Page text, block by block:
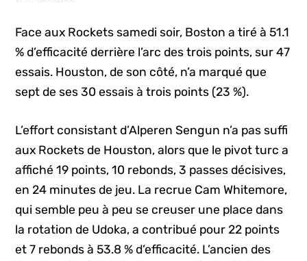
Face aux Rockets samedi soir, Boston a tiré à 51.1
% d’efficacité derrière l’arc des trois points, sur 47
essais. Houston, de son côté, n’a marqué que
sept de ses 30 essais à trois points (23 %).
L’effort consistant d’Alperen Sengun n’a pas suffi
aux Rockets de Houston, alors que le pivot turc a
affiché 19 points, 10 rebonds, 3 passes décisives,
en 24 minutes de jeu. La recrue Cam Whitemore,
qui semble peu à peu se creuser une place dans
la rotation de Udoka, a contribué pour 22 points
et 7 rebonds à 53.8 % d’efficacité. L’ancien des